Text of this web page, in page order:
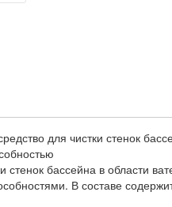
для чистки стенок
стенок бассейна в области
В составе